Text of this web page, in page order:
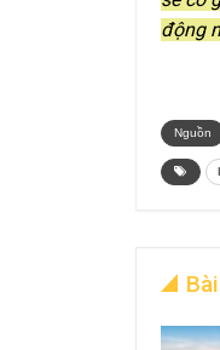
động
Nguồn